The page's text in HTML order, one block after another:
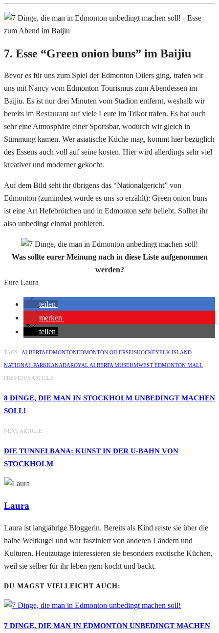
7. Esse “Green onion buns” im Baijiu
Bevor es für uns zum Spiel der Edmonton Oilers ging, trafen wir
uns mit Nancy vom Edmonton Tourismus zum Abendessen im
Baijiu. Es ist nur drei Minuten vom Stadion entfernt, weshalb wir
bereits im Restaurant auf viele Leute im Trikot trafen. Es hat auch
sehr eine Atmosphäre einer Sportsbar, wodurch wir gleich in
Stimmung kamen. Wer asiatische Küche mag, kommt hier bezüglich
des Essens auch voll auf seine kosten. Hier wird allerdings sehr viel
kreativer und moderner gekocht.
Auf dem Bild seht ihr übrigens das “Nationalgericht” von
Edmonton (zumindest wurde es uns so erzählt): Green onion buns
ist eine Art Hefebrötchen und in Edmonton sehr beliebt. Solltet ihr
also unbedingt einmal probieren.
Was sollte eurer Meinung nach in diese Liste aufgenommen
werden?
Eure Laura
teilen
merken
teilen
TAGS : ALBERTAEDMONTONEDMONTON OILERSEISHOCKEYELK ISLAND
NATIONAL PARKKANADAROYAL ALBERTA MUSEUMWEST EDMONTON MALL
PREVIOUS ARTICLE
8 DINGE, DIE MAN IN STOCKHOLM UNBEDINGT MACHEN
SOLL!
NEXT ARTICLE
DIE TUNNELBANA: KUNST IN DER U-BAHN VON
STOCKHOLM
Laura
Laura ist langjährige Bloggerin. Bereits als Kind reiste sie über die
halbe Weltkugel und war fasziniert von anderen Ländern und
Kulturen. Heutzutage interessieren sie besonders exotische Küchen,
weil sie selber für ihr leben gern kocht und backt.
DU MAGST VIELLEICHT AUCH:
7 DINGE, DIE MAN IN EDMONTON UNBEDINGT MACHEN